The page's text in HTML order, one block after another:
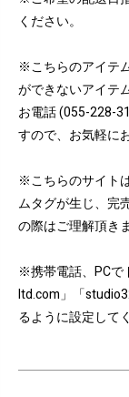
ください。
※こちらのアイテ
ができないアイテ
お電話 (055-228-
すので、お気軽に
※こちらのサイト
ムタグが生じ、完
の際はご理解頂き
※携帯電話、PCで
ltd.com」「
るように設定して